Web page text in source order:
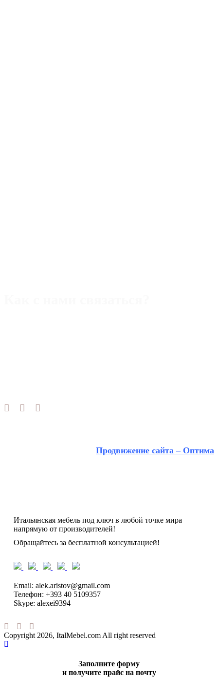
Продвижение сайта – Оптима
Итальянская мебель под ключ в любой точке мира
напрямую от производителей!
Обращайтесь за бесплатной консультацией!
Email: alek.aristov@gmail.com
Телефон: +393 40 5109357
Skype: alexei9394
Copyright 2026, ItalMebel.com All right reserved
Заполните форму
и получите прайс на почту